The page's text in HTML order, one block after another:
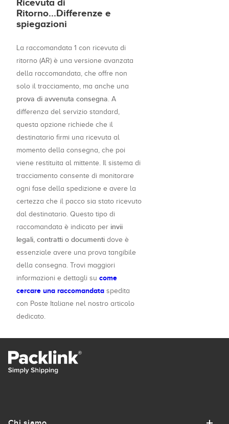
Ricevuta di
Ritorno...Differenze e
spiegazioni
La raccomandata 1 con ricevuta di
ritorno (AR) è una versione avanzata
della raccomandata, che offre non
solo il tracciamento, ma anche una
prova di avvenuta consegna. A
differenza del servizio standard,
questa opzione richiede che il
destinatario firmi una ricevuta al
momento della consegna, che poi
viene restituita al mittente. Il sistema di
tracciamento consente di monitorare
ogni fase della spedizione e avere la
certezza che il pacco sia stato ricevuto
dal destinatario. Questo tipo di
raccomandata è indicato per invii
legali, contratti o documenti dove è
essenziale avere una prova tangibile
della consegna. Trovi maggiori
informazioni e dettagli su come
cercare una raccomandata spedita
con Poste Italiane nel nostro articolo
dedicato.